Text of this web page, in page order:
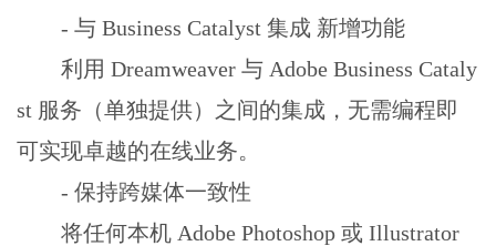
- 与 Business Catalyst 集成 新增功能
利用 Dreamweaver 与 Adobe Business Cataly
st 服务（单独提供）之间的集成，无需编程即
可实现卓越的在线业务。
- 保持跨媒体一致性
将任何本机 Adobe Photoshop 或 Illustrator